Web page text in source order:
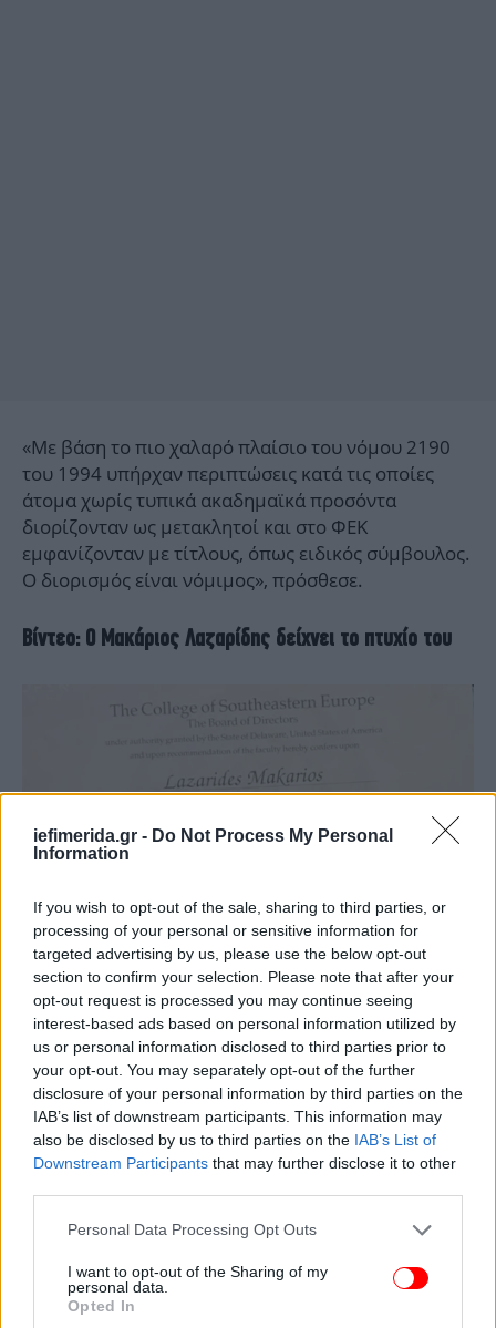
iefimerida.gr - Do Not Process My Personal
Information
If you wish to opt-out of the sale, sharing to third parties, or
processing of your personal or sensitive information for
targeted advertising by us, please use the below opt-out
section to confirm your selection. Please note that after your
opt-out request is processed you may continue seeing
interest-based ads based on personal information utilized by
us or personal information disclosed to third parties prior to
your opt-out. You may separately opt-out of the further
disclosure of your personal information by third parties on the
IAB’s list of downstream participants. This information may
also be disclosed by us to third parties on the IAB’s List of
Downstream Participants that may further disclose it to other
Please note that this website/app uses one or more Google
not limited to your visit or usage behaviour. You may click to
grant or deny consent to Google and its third-party tags to
use your data for below specified purposes in below Google
Personal Data Processing Opt Outs
I want to opt-out of the Sharing of my
personal data.
Opted In
«Με βάση το πιο χαλαρό πλαίσιο του νόμου 2190
του 1994 υπήρχαν περιπτώσεις κατά τις οποίες
άτομα χωρίς τυπικά ακαδημαϊκά προσόντα
διορίζονταν ως μετακλητοί και στο ΦΕΚ
εμφανίζονταν με τίτλους, όπως ειδικός σύμβουλος.
Ο διορισμός είναι νόμιμος», πρόσθεσε.
Βίντεο: Ο Μακάριος Λαζαρίδης δείχνει το πτυχίο του
Ο κ. Λαζαρίδης μίλησε και για τις εγκαταστάσεις
του ιδρύματος εκείνη την περίοδο, αναφέροντας
ότι διέθετε περισσότερα από ένα κτίρια.